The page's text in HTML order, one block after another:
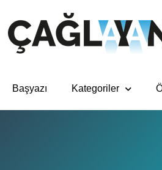
Başyazı Kategoriler